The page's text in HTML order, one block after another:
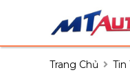
Trang Chủ Tin